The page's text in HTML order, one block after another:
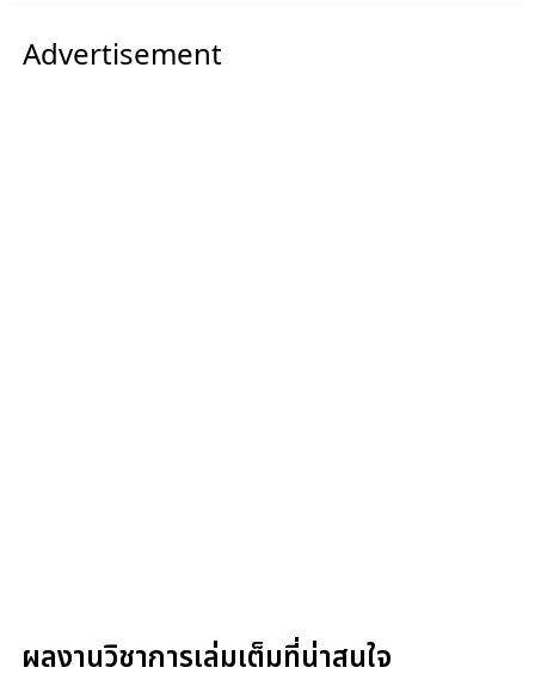
Advertisement
ผลงานวิชาการเล่มเต็มที่น่าสนใจ